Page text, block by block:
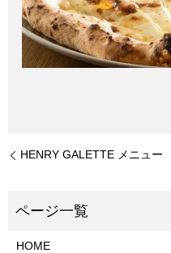
HENRY GALETTE メニュー
HOME